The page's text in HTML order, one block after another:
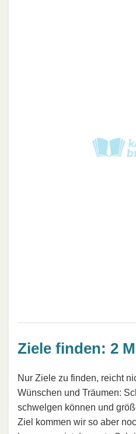
Ziele finden: 2
Nur Ziele zu finden, reicht
Wünschen und Träumen:
schwelgen können und
Ziel kommen wir so aber